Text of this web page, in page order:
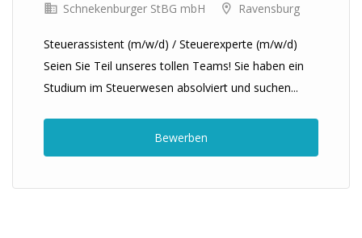
Schnekenburger StBG mbH Ravensburg
Steuerassistent (m/w/d) / Steuerexperte (m/w/d)
Seien Sie Teil unseres tollen Teams! Sie haben ein
Studium im Steuerwesen absolviert und suchen...
Bewerben